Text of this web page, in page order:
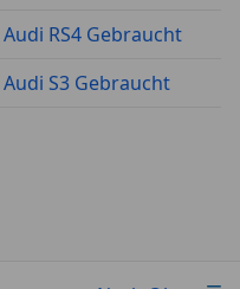
Audi RS4 Gebraucht
Audi S3 Gebraucht